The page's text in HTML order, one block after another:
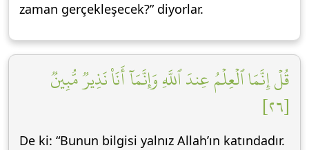
zaman gerçekleşecek?” diyorlar.
قُلۡ إِنَّمَا ٱلۡعِلۡمُ عِندَ ٱللَّهِ وَإِنَّمَآ أَنَا۠ نَذِيرٞ مُّبِينٞ
[٢٦]
De ki: “Bunun bilgisi yalnız Allah’ın katındadır.